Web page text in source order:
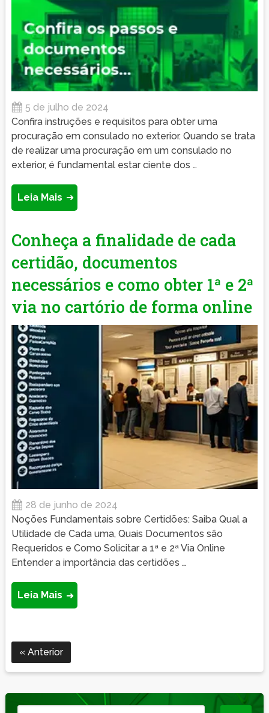
5 de julho de 2024
Confira instruções e requisitos para obter uma
procuração em consulado no exterior. Quando se trata
de realizar uma procuração em um consulado no
exterior, é fundamental estar ciente dos …
Leia Mais
Conheça a finalidade de cada
certidão, documentos
necessários e como obter 1ª e 2ª
via no cartório de forma online
28 de junho de 2024
Noções Fundamentais sobre Certidões: Saiba Qual a
Utilidade de Cada uma, Quais Documentos são
Requeridos e Como Solicitar a 1ª e 2ª Via Online
Entender a importância das certidões …
Leia Mais
Anterior